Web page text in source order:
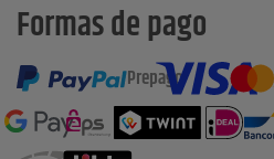
Formas de pago
Prepago